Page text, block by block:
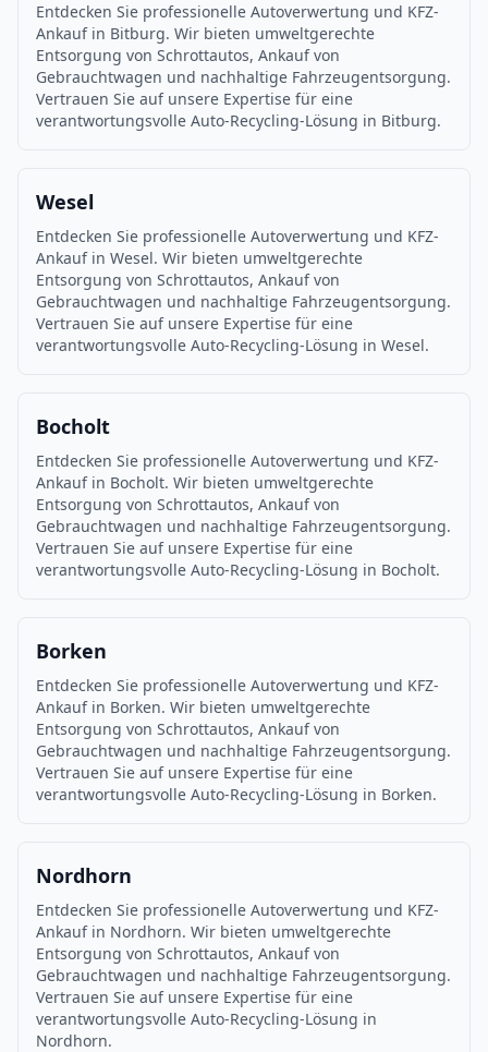
Entdecken Sie professionelle Autoverwertung und KFZ-
Ankauf in Bitburg. Wir bieten umweltgerechte
Entsorgung von Schrottautos, Ankauf von
Gebrauchtwagen und nachhaltige Fahrzeugentsorgung.
Vertrauen Sie auf unsere Expertise für eine
verantwortungsvolle Auto-Recycling-Lösung in Bitburg.
Wesel
Entdecken Sie professionelle Autoverwertung und KFZ-
Ankauf in Wesel. Wir bieten umweltgerechte
Entsorgung von Schrottautos, Ankauf von
Gebrauchtwagen und nachhaltige Fahrzeugentsorgung.
Vertrauen Sie auf unsere Expertise für eine
verantwortungsvolle Auto-Recycling-Lösung in Wesel.
Bocholt
Entdecken Sie professionelle Autoverwertung und KFZ-
Ankauf in Bocholt. Wir bieten umweltgerechte
Entsorgung von Schrottautos, Ankauf von
Gebrauchtwagen und nachhaltige Fahrzeugentsorgung.
Vertrauen Sie auf unsere Expertise für eine
verantwortungsvolle Auto-Recycling-Lösung in Bocholt.
Borken
Entdecken Sie professionelle Autoverwertung und KFZ-
Ankauf in Borken. Wir bieten umweltgerechte
Entsorgung von Schrottautos, Ankauf von
Gebrauchtwagen und nachhaltige Fahrzeugentsorgung.
Vertrauen Sie auf unsere Expertise für eine
verantwortungsvolle Auto-Recycling-Lösung in Borken.
Nordhorn
Entdecken Sie professionelle Autoverwertung und KFZ-
Ankauf in Nordhorn. Wir bieten umweltgerechte
Entsorgung von Schrottautos, Ankauf von
Gebrauchtwagen und nachhaltige Fahrzeugentsorgung.
Vertrauen Sie auf unsere Expertise für eine
verantwortungsvolle Auto-Recycling-Lösung in
Nordhorn.